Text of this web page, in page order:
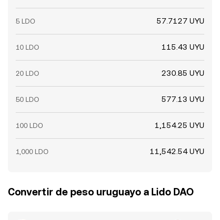
5 LDO 57.7127 UYU
10 LDO 115.43 UYU
20 LDO 230.85 UYU
50 LDO 577.13 UYU
100 LDO 1,154.25 UYU
1,000 LDO 11,542.54 UYU
Convertir de peso uruguayo a Lido DAO